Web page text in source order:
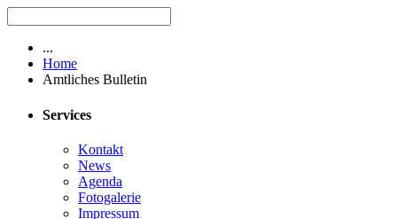
...
Home
Amtliches Bulletin
Services
Kontakt
News
Agenda
Fotogalerie
Impressum